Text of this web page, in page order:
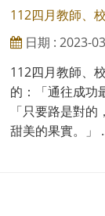
112四月教師、
日期 : 2023-
112四月教師、
的：「通往成功
「只要路是對
甜美的果實。」